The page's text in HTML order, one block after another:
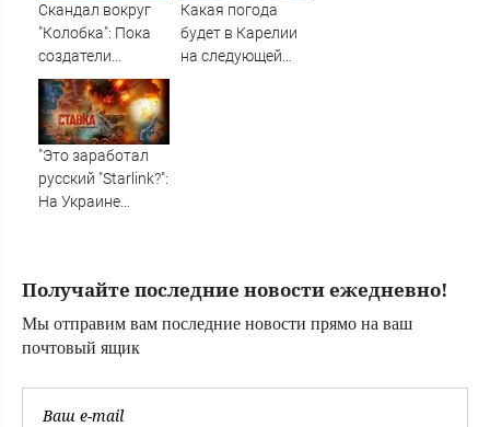
Скандал вокруг
"Колобка": Пока
создатели
отбиваются от
угроз, сборы
далеки от
рекордных
Какая погода
будет в Карелии
на следующей
"Это заработал
русский "Starlink?":
На Украине
попаданий по
Новости СВО,
военные сводки -
интерактивная
карта боевых
Получайте последние новости ежедневно!
Мы отправим вам последние новости прямо на ваш
почтовый ящик